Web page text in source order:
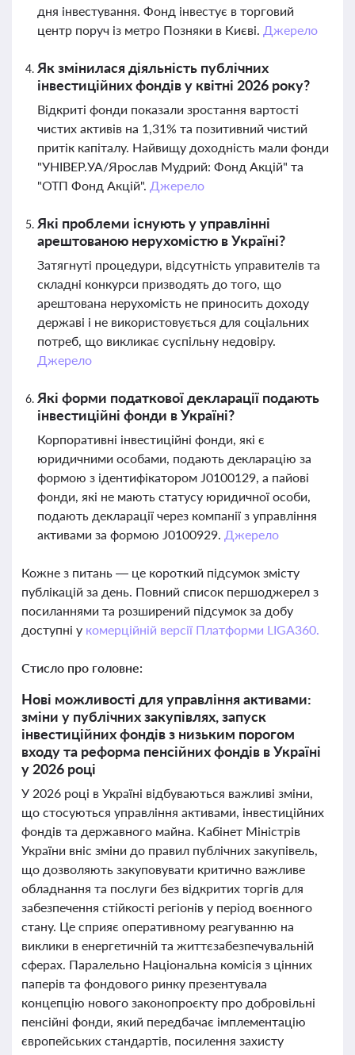
дня інвестування. Фонд інвестує в торговий
центр поруч із метро Позняки в Києві. Джерело
Як змінилася діяльність публічних
інвестиційних фондів у квітні 2026 року?
Відкриті фонди показали зростання вартості
чистих активів на 1,31% та позитивний чистий
притік капіталу. Найвищу доходність мали фонди
"УНІВЕР.УА/Ярослав Мудрий: Фонд Акцій" та
"ОТП Фонд Акцій". Джерело
Які проблеми існують у управлінні
арештованою нерухомістю в Україні?
Затягнуті процедури, відсутність управителів та
складні конкурси призводять до того, що
арештована нерухомість не приносить доходу
державі і не використовується для соціальних
потреб, що викликає суспільну недовіру.
Джерело
Які форми податкової декларації подають
інвестиційні фонди в Україні?
Корпоративні інвестиційні фонди, які є
юридичними особами, подають декларацію за
формою з ідентифікатором J0100129, а пайові
фонди, які не мають статусу юридичної особи,
подають декларації через компанії з управління
активами за формою J0100929. Джерело
Кожне з питань — це короткий підсумок змісту
публікацій за день. Повний список першоджерел з
посиланнями та розширений підсумок за добу
доступні у комерційній версії Платформи LIGA360.
Стисло про головне:
Нові можливості для управління активами:
зміни у публічних закупівлях, запуск
інвестиційних фондів з низьким порогом
входу та реформа пенсійних фондів в Україні
у 2026 році
У 2026 році в Україні відбуваються важливі зміни,
що стосуються управління активами, інвестиційних
фондів та державного майна. Кабінет Міністрів
України вніс зміни до правил публічних закупівель,
що дозволяють закуповувати критично важливе
обладнання та послуги без відкритих торгів для
забезпечення стійкості регіонів у період воєнного
стану. Це сприяє оперативному реагуванню на
виклики в енергетичній та життєзабезпечувальній
сферах. Паралельно Національна комісія з цінних
паперів та фондового ринку презентувала
концепцію нового законопроєкту про добровільні
пенсійні фонди, який передбачає імплементацію
європейських стандартів, посилення захисту